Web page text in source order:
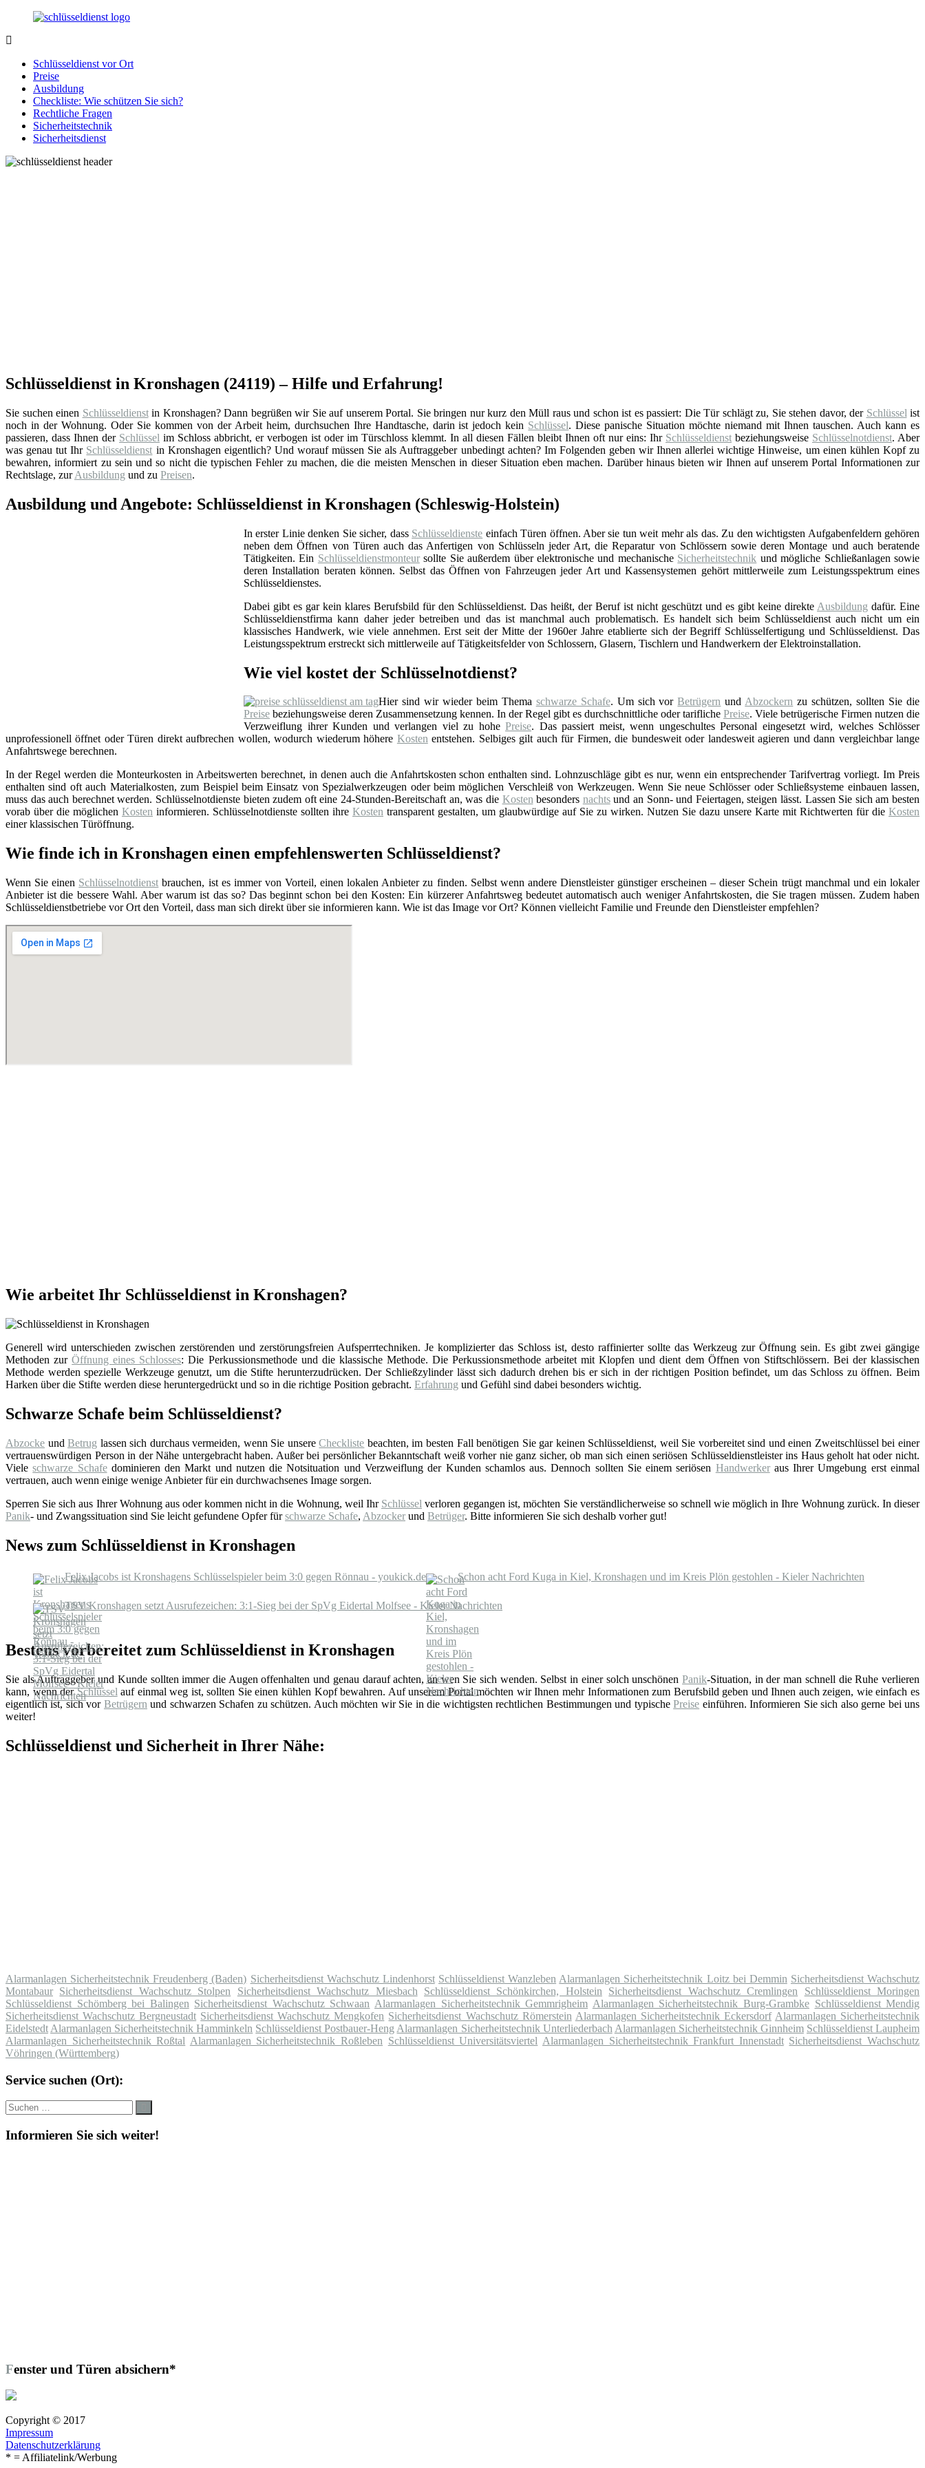
Zurück
Inhalt
Notlage
wird
gelöst!
Schlüsseldienst vor Ort
Preise
Ausbildung
Checkliste: Wie schützen Sie sich?
Rechtliche Fragen
Sicherheitstechnik
Sicherheitsdienst
Schlüsseldienst in Kronshagen (24119) – Hilfe und Erfahrung!
Sie suchen einen Schlüsseldienstin Kronshagen? Dann begrüßen wir Sie auf unserem Portal. Sie bringen nur kurz den Müll raus und schon ist es passiert: Die Tür schlägt zu, Sie stehen davor, der Schlüssel ist
noch in der Wohnung. Oder Sie kommen von der Arbeit heim, durchsuchen Ihre Handtasche, darin ist jedoch kein Schlüssel. Diese panische Situation möchte niemand mit Ihnen tauschen. Auch kann es
passieren, dass Ihnen der Schlüssel im Schloss abbricht, er verbogen ist oder im Türschloss klemmt. In all diesen Fällen bleibt Ihnen oft nur eins: Ihr Schlüsseldienst beziehungsweise Schlüsselnotdienst. Aber
was genau tut Ihr Schlüsseldienst in Kronshagen eigentlich? Und worauf müssen Sie als Auftraggeber unbedingt achten? Im Folgenden geben wir Ihnen allerlei wichtige Hinweise, um einen kühlen Kopf zu
bewahren, informiert zu sein und so nicht die typischen Fehler zu machen, die die meisten Menschen in dieser Situation eben machen. Darüber hinaus bieten wir Ihnen auf unserem Portal Informationen zur
Rechtslage, zurAusbildung und zu Preisen.
Ausbildung und Angebote: Schlüsseldienst in Kronshagen (Schleswig-Holstein)
In erster Linie denken Sie sicher, dass Schlüsseldienste einfach Türen öffnen. Aber sie tun weit mehr als das. Zu den wichtigsten Aufgabenfeldern gehören
neben dem Öffnen von Türen auch das Anfertigen von Schlüsseln jeder Art, die Reparatur von Schlössern sowie deren Montage und auch beratende
Tätigkeiten. Ein Schlüsseldienstmonteursollte Sie außerdem über elektronische und mechanische Sicherheitstechnik und mögliche Schließanlagen sowie
deren Installation beraten können. Selbst das Öffnen von Fahrzeugen jeder Art und Kassensystemen gehört mittlerweile zum Leistungsspektrum eines
Schlüsseldienstes.
Dabei gibt es gar kein klares Berufsbild für den Schlüsseldienst. Das heißt, der Beruf ist nicht geschützt und es gibt keine direkte Ausbildung dafür. Eine
Schlüsseldienstfirma kann daher jeder betreiben und das ist manchmal auch problematisch. Es handelt sich beim Schlüsseldienst auch nicht um ein
klassisches Handwerk, wie viele annehmen. Erst seit der Mitte der 1960er Jahre etablierte sich der Begriff Schlüsselfertigung und Schlüsseldienst. Das
Leistungsspektrum erstreckt sich mittlerweile auf Tätigkeitsfelder von Schlossern, Glasern, Tischlern und Handwerkern der Elektroinstallation.
Wie viel kostet der Schlüsselnotdienst?
Hier sind wir wieder beim Thema schwarze Schafe. Um sich vorBetrügern undAbzockern zu schützen, sollten Sie die
Preise beziehungsweise deren Zusammensetzung kennen. In der Regel gibt es durchschnittliche oder tarifliche Preise. Viele betrügerische Firmen nutzen die
Verzweiflung ihrer Kunden und verlangen viel zu hohe Preise. Das passiert meist, wenn ungeschultes Personal eingesetzt wird, welches Schlösser
unprofessionell öffnet oder Türen direkt aufbrechen wollen, wodurch wiederum höhere Kostenentstehen. Selbiges gilt auch für Firmen, die bundesweit oder landesweit agieren und dann vergleichbar lange
Anfahrtswege berechnen.
In der Regel werden die Monteurkosten in Arbeitswerten berechnet, in denen auch die Anfahrtskosten schon enthalten sind. Lohnzuschläge gibt es nur, wenn ein entsprechender Tarifvertrag vorliegt. Im Preis
enthalten sind oft auch Materialkosten, zum Beispiel beim Einsatz von Spezialwerkzeugen oder beim möglichen Verschleiß von Werkzeugen. Wenn Sie neue Schlösser oder Schließsysteme einbauen lassen,
muss das auch berechnet werden. Schlüsselnotdienste bieten zudem oft eine 24-Stunden-Bereitschaft an, was die Kostenbesonders nachtsund an Sonn- und Feiertagen, steigen lässt. Lassen Sie sich am besten
vorab über die möglichen Kosten informieren. Schlüsselnotdienste sollten ihre Kosten transparent gestalten, um glaubwürdige auf Sie zu wirken. Nutzen Sie dazu unsere Karte mit Richtwerten für die Kosten
einer klassischen Türöffnung.
Wie finde ich in Kronshagen einen empfehlenswerten Schlüsseldienst?
Wenn Sie einen Schlüsselnotdienst brauchen, ist es immer von Vorteil, einen lokalen Anbieter zu finden. Selbst wenn andere Dienstleister günstiger erscheinen – dieser Schein trügt manchmal und ein lokaler
Anbieter ist die bessere Wahl. Aber warum ist das so? Das beginnt schon bei den Kosten: Ein kürzerer Anfahrtsweg bedeutet automatisch auch weniger Anfahrtskosten, die Sie tragen müssen. Zudem haben
Schlüsseldienstbetriebe vor Ort den Vorteil, dass man sich direkt über sie informieren kann. Wie ist das Image vor Ort? Können vielleicht Familie und Freunde den Dienstleister empfehlen?
Wie arbeitet Ihr Schlüsseldienst in Kronshagen?
Generell wird unterschieden zwischen zerstörenden und zerstörungsfreien Aufsperrtechniken. Je komplizierter das Schloss ist, desto raffinierter sollte das Werkzeug zur Öffnung sein. Es gibt zwei gängige
Methoden zurÖffnung eines Schlosses: Die Perkussionsmethode und die klassische Methode. Die Perkussionsmethode arbeitet mit Klopfen und dient dem Öffnen von Stiftschlössern. Bei der klassischen
Methode werden spezielle Werkzeuge genutzt, um die Stifte herunterzudrücken. Der Schließzylinder lässt sich dadurch drehen bis er sich in der richtigen Position befindet, um das Schloss zu öffnen. Beim
Harken über die Stifte werden diese heruntergedrückt und so in die richtige Position gebracht. Erfahrung und Gefühl sind dabei besonders wichtig.
Schwarze Schafe beim Schlüsseldienst?
Abzocke undBetrug lassen sich durchaus vermeiden, wenn Sie unsereCheckliste beachten, im besten Fall benötigen Sie gar keinen Schlüsseldienst, weil Sie vorbereitet sind und einen Zweitschlüssel bei einer
vertrauenswürdigen Person in der Nähe untergebracht haben. Außer bei persönlicher Bekanntschaft weiß vorher nie ganz sicher, ob man sich einen seriösen Schlüsseldienstleister ins Haus geholt hat oder nicht.
Vieleschwarze Schafedominieren den Markt und nutzen die Notsituation und Verzweiflung der Kunden schamlos aus. Dennoch sollten Sie einem seriösen Handwerkeraus Ihrer Umgebung erst einmal
vertrauen, auch wenn einige wenige Anbieter für ein durchwachsenes Image sorgen.
Sperren Sie sich aus Ihrer Wohnung aus oder kommen nicht in die Wohnung, weil Ihr Schlüssel verloren gegangen ist, möchten Sie verständlicherweise so schnell wie möglich in Ihre Wohnung zurück. In dieser
Panik- und Zwangssituation sind Sie leicht gefundene Opfer fürschwarze Schafe, Abzocker und Betrüger. Bitte informieren Sie sich deshalb vorher gut!
News zum Schlüsseldienst in Kronshagen
Felix Jacobs ist Kronshagens Schlüsselspieler beim 3:0 gegen Rönnau - youkick.de Schon acht Ford Kuga in Kiel, Kronshagen und im Kreis Plön gestohlen - Kieler Nachrichten
TSV Kronshagen setzt Ausrufezeichen: 3:1-Sieg bei der SpVg Eidertal Molfsee - Kieler Nachrichten
Bestens vorbereitet zum Schlüsseldienst in Kronshagen
Sie als Auftraggeber und Kunde sollten immer die Augen offenhalten und genau darauf achten, an wen Sie sich wenden. Selbst in einer solch unschönenPanik-Situation, in der man schnell die Ruhe verlieren
kann, wenn derSchlüssel auf einmal weg ist, sollten Sie einen kühlen Kopf bewahren. Auf unserem Portal möchten wir Ihnen mehr Informationen zum Berufsbild geben und Ihnen auch zeigen, wie einfach es
eigentlich ist, sich vor Betrügern und schwarzen Schafen zu schützen. Auch möchten wir Sie in die wichtigsten rechtlichen Bestimmungen und typischePreise einführen. Informieren Sie sich also gerne bei uns
weiter!
Schlüsseldienst und Sicherheit in Ihrer Nähe:
Alarmanlagen Sicherheitstechnik Freudenberg (Baden) Sicherheitsdienst Wachschutz Lindenhorst Schlüsseldienst Wanzleben Alarmanlagen Sicherheitstechnik Loitz bei Demmin Sicherheitsdienst Wachschutz
Montabaur Sicherheitsdienst Wachschutz Stolpen Sicherheitsdienst Wachschutz Miesbach Schlüsseldienst Schönkirchen, Holstein Sicherheitsdienst Wachschutz Cremlingen
Schlüsseldienst Moringen
Schlüsseldienst Schömberg bei Balingen Sicherheitsdienst Wachschutz Schwaan Alarmanlagen Sicherheitstechnik Gemmrigheim Alarmanlagen Sicherheitstechnik Burg-Grambke Schlüsseldienst Mendig
Sicherheitsdienst Wachschutz Bergneustadt Sicherheitsdienst Wachschutz Mengkofen Sicherheitsdienst Wachschutz Römerstein Alarmanlagen Sicherheitstechnik Eckersdorf Alarmanlagen Sicherheitstechnik
Eidelstedt Alarmanlagen Sicherheitstechnik Hamminkeln Schlüsseldienst Postbauer-Heng Alarmanlagen Sicherheitstechnik Unterliederbach Alarmanlagen Sicherheitstechnik Ginnheim Schlüsseldienst Laupheim
Alarmanlagen Sicherheitstechnik Roßtal Alarmanlagen Sicherheitstechnik Roßleben Schlüsseldienst Universitätsviertel Alarmanlagen Sicherheitstechnik Frankfurt Innenstadt Sicherheitsdienst Wachschutz
Vöhringen (Württemberg)
Service suchen (Ort):
Suche
nach:
Informieren Sie sich weiter!
Fenster und Türen absichern*
Copyright © 2017
Impressum
Datenschutzerklärung
* = Affiliatelink/Werbung